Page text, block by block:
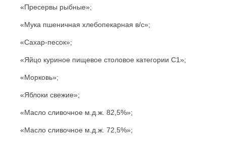
«Пресервы рыбные»;
«Мука пшеничная хлебопекарная в/с»;
«Сахар-песок»;
«Яйцо куриное пищевое столовое категории С1»;
«Морковь»;
«Яблоки свежие»;
«Масло сливочное м.д.ж. 82,5%»;
«Масло сливочное м.д.ж. 72,5%»;